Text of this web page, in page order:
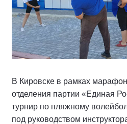
В Кировске в рамках
отделения партии «Единая
турнир по пляжному
под руководством